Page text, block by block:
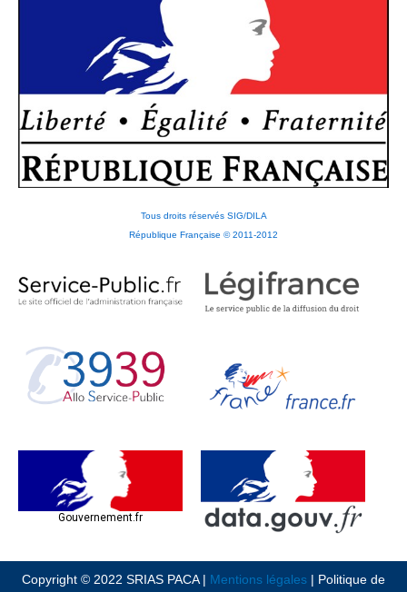
Tous droits réservés SIG/DILA
République Française © 2011-2012
Gouvernement.fr
Copyright © 2022 SRIAS PACA | Mentions légales | Politique de